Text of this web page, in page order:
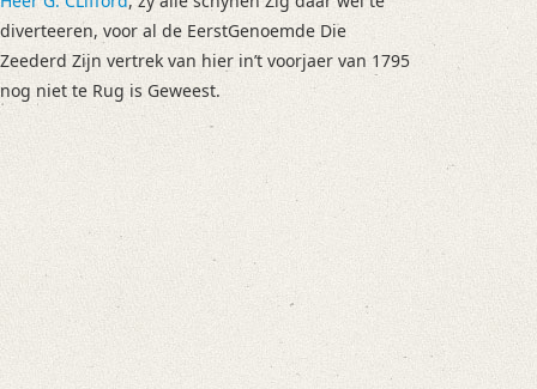
diverteeren, voor al de EerstGenoemde Die
Zeederd Zijn vertrek van hier in’t voorjaer van 1795
nog niet te Rug is Geweest.